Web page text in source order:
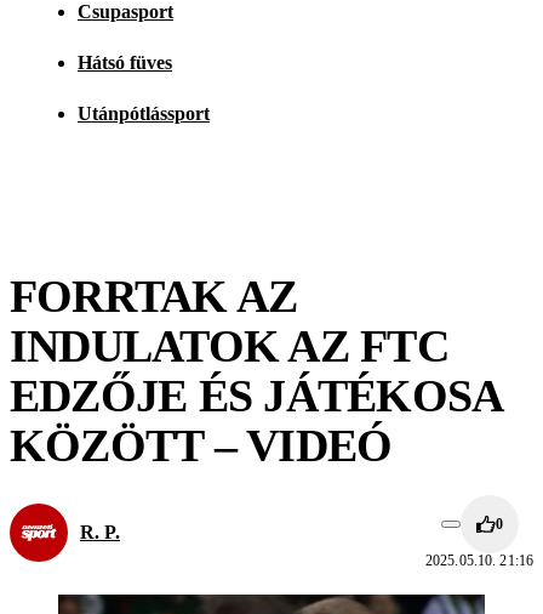
Csupasport
Hátsó füves
Utánpótlássport
FORRTAK AZ
INDULATOK AZ FTC
EDZŐJE ÉS JÁTÉKOSA
KÖZÖTT – VIDEÓ
R. P. 0
2025.05.10. 21:16